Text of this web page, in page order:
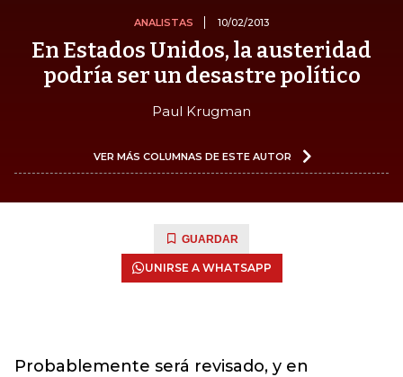
ANALISTAS 10/02/2013
En Estados Unidos, la austeridad
podría ser un desastre político
Paul Krugman
VER MÁS COLUMNAS DE ESTE AUTOR
GUARDAR
UNIRSE A WHATSAPP
Probablemente será revisado, y en